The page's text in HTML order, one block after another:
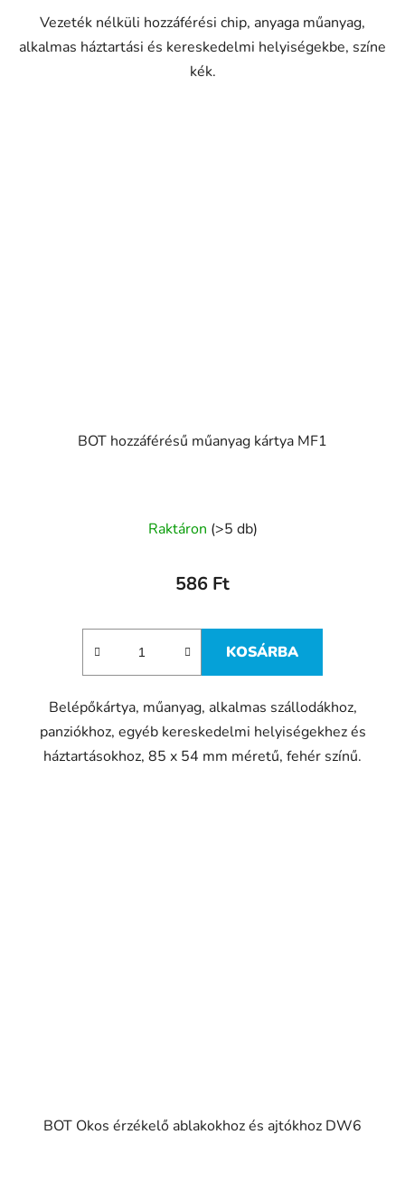
Vezeték nélküli hozzáférési chip, anyaga műanyag,
alkalmas háztartási és kereskedelmi helyiségekbe, színe
kék.
BOT hozzáférésű műanyag kártya MF1
Raktáron (>5 db)
586 Ft
KOSÁRBA
Belépőkártya, műanyag, alkalmas szállodákhoz,
panziókhoz, egyéb kereskedelmi helyiségekhez és
háztartásokhoz, 85 x 54 mm méretű, fehér színű.
BOT Okos érzékelő ablakokhoz és ajtókhoz DW6